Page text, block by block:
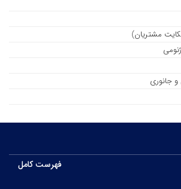
مشتریان)
جانوری
فهرست کامل